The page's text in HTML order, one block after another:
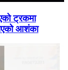
ट्रकमा
आशंका